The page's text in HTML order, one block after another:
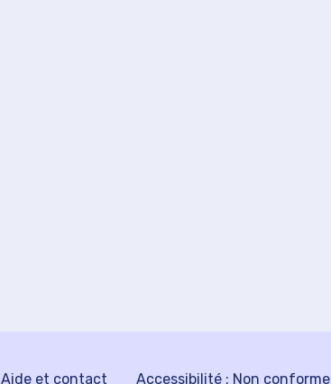
Aide et contact Accessibilité : Non conforme